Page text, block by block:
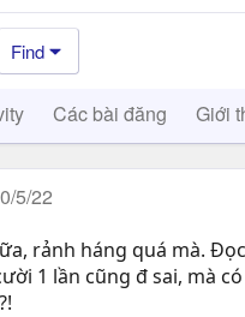
Find
Các bài đăng Giới
5/22
rảnh háng quá mà.
1 lần cũng đ sai, mà